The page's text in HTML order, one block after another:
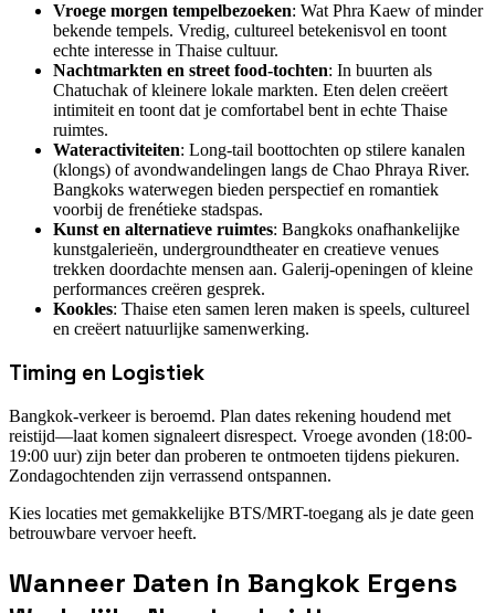
Vroege morgen tempelbezoeken: Wat Phra Kaew of minder
bekende tempels. Vredig, cultureel betekenisvol en toont
echte interesse in Thaise cultuur.
Nachtmarkten en street food-tochten: In buurten als
Chatuchak of kleinere lokale markten. Eten delen creëert
intimiteit en toont dat je comfortabel bent in echte Thaise
ruimtes.
Wateractiviteiten: Long-tail boottochten op stilere kanalen
(klongs) of avondwandelingen langs de Chao Phraya River.
Bangkoks waterwegen bieden perspectief en romantiek
voorbij de frenétieke stadspas.
Kunst en alternatieve ruimtes: Bangkoks onafhankelijke
kunstgalerieën, undergroundtheater en creatieve venues
trekken doordachte mensen aan. Galerij-openingen of kleine
performances creëren gesprek.
Kookles: Thaise eten samen leren maken is speels, cultureel
en creëert natuurlijke samenwerking.
Timing en Logistiek
Bangkok-verkeer is beroemd. Plan dates rekening houdend met
reistijd—laat komen signaleert disrespect. Vroege avonden (18:00-
19:00 uur) zijn beter dan proberen te ontmoeten tijdens piekuren.
Zondagochtenden zijn verrassend ontspannen.
Kies locaties met gemakkelijke BTS/MRT-toegang als je date geen
betrouwbare vervoer heeft.
Wanneer Daten in Bangkok Ergens